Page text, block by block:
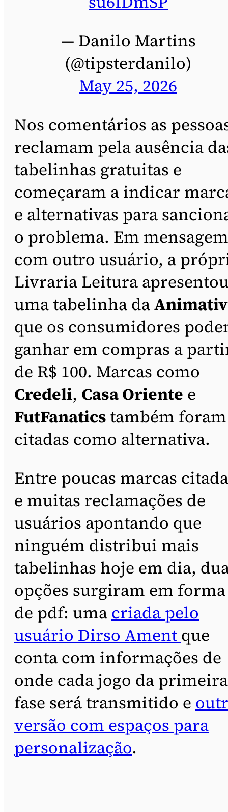
— Danilo Martins
(@tipsterdanilo)
May 25, 2026
Nos comentários as
reclamam pela ausência
tabelinhas gratuitas e
começaram a indicar
e alternativas para
o problema. Em mensagem
com outro usuário, a
Livraria Leitura
uma tabelinha da
que os consumidores
ganhar em compras a
de R$ 100. Marcas como
Credeli, Casa Oriente e
FutFanaticstambém foram
citadas como alternativa.
Entre poucas marcas
e muitas reclamações de
usuários apontando que
ninguém distribui mais
tabelinhas hoje em dia,
opções surgiram em forma
de pdf: uma criada pelo
usuário Dirso Ament que
conta com informações de
onde cada jogo da primeira
fase será transmitido e
versão com espaços para
personalização.